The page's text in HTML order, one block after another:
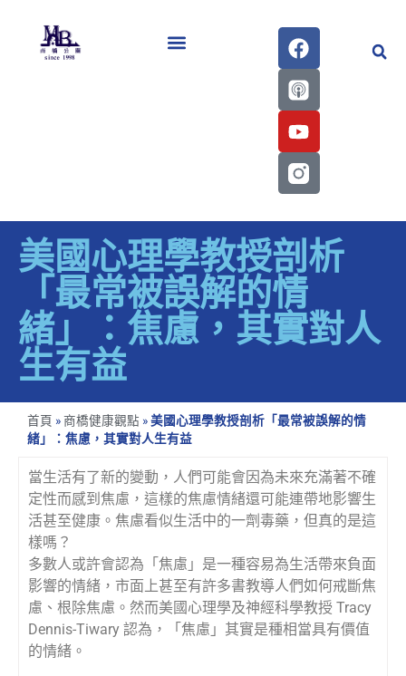
美國心理學教授剖析
「最常被誤解的情
緒」：焦慮，其實對人
生有益
首頁 »商橋健康觀點 »美國心理學教授剖析「最常被誤解的情
緒」：焦慮，其實對人生有益
當生活有了新的變動，人們可能會因為未來充滿著不確
定性而感到焦慮，這樣的焦慮情緒還可能連帶地影響生
活甚至健康。焦慮看似生活中的一劑毒藥，但真的是這
樣嗎？
多數人或許會認為「焦慮」是一種容易為生活帶來負面
影響的情緒，市面上甚至有許多書教導人們如何戒斷焦
慮、根除焦慮。然而美國心理學及神經科學教授 Tracy
Dennis-Tiwary 認為，「焦慮」其實是種相當具有價值
的情緒。